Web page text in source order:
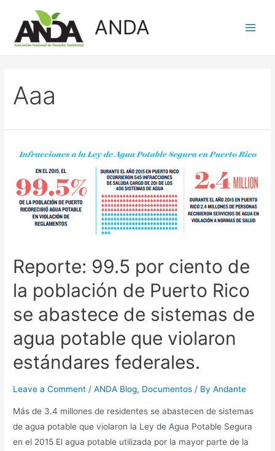
content
ANDA
Aaa
Reporte: 99.5 por ciento de
la población de Puerto Rico
se abastece de sistemas de
agua potable que violaron
estándares federales.
Leave a Comment /ANDA Blog, Documentos / ByAndante
Más de 3.4 millones de residentes se abastecen de sistemas
de agua potable que violaron la Ley de Agua Potable Segura
en el 2015 El agua potable utilizada por la mayor parte de la